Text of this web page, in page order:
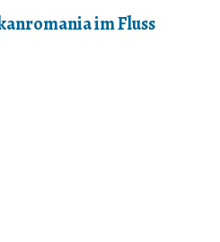
im Fluss